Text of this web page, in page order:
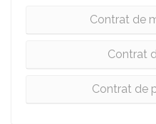
Contrat de
Contrat
Contrat de